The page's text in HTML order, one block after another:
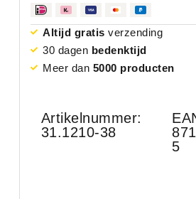
Altijd gratis verzending
30 dagen bedenktijd
Meer dan 5000 producten
Artikelnummer:
31.1210-38
5